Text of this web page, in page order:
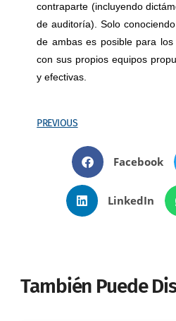
contraparte (incluyendo
de auditoría). Solo
de ambas es posible para
con sus propios equipos
y efectivas.
PREVIOUS
Facebook
LinkedIn
También Puede